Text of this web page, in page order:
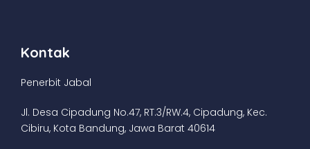
Kontak
Penerbit Jabal
Jl. Desa Cipadung No.47, RT.3/RW.4, Cipadung, Kec.
Cibiru, Kota Bandung, Jawa Barat 40614